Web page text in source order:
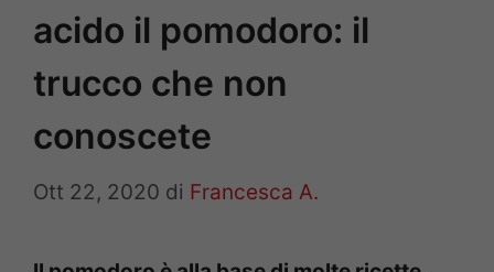
acido il pomodoro: il
trucco che non
conoscete
Ott 22, 2020 di Francesca A.